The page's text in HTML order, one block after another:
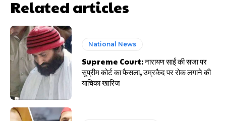
Related articles
National News
Supreme Court: नारायण साईं की सजा पर
सुप्रीम कोर्ट का फैसला, उम्रकैद पर रोक लगाने की
याचिका खारिज